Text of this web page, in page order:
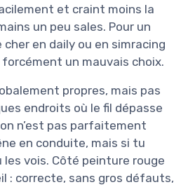
et craint moins la
un peu sales. Pour un
en daily ou en simracing
forcément un mauvais choix.
propres, mais pas
endroits où le fil dépasse
n’est pas parfaitement
en conduite, mais si tu
vois. Côté peinture rouge
: correcte, sans gros défauts,